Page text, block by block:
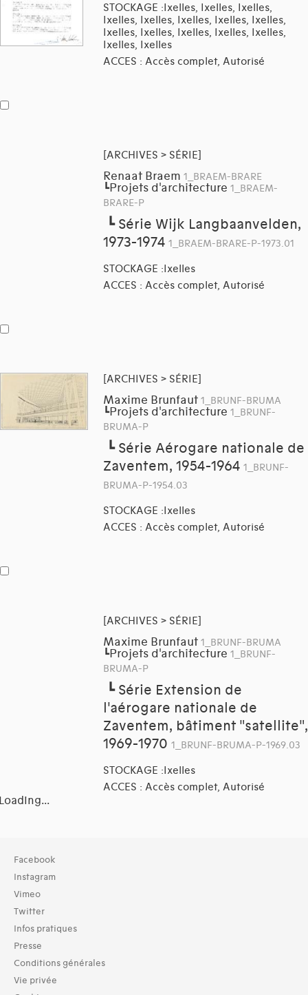
STOCKAGE :Ixelles, Ixelles, Ixelles,
Ixelles, Ixelles, Ixelles, Ixelles, Ixelles,
Ixelles, Ixelles, Ixelles, Ixelles, Ixelles,
Ixelles, Ixelles
ACCES : Accès complet, Autorisé
[ARCHIVES > SÉRIE]
Renaat Braem 1_BRAEM-BRARE
┗Projets d'architecture 1_BRAEM-
BRARE-P
┗ Série Wijk Langbaanvelden,
1973-1974 1_BRAEM-BRARE-P-1973.01
STOCKAGE :Ixelles
ACCES : Accès complet, Autorisé
[ARCHIVES > SÉRIE]
Maxime Brunfaut 1_BRUNF-BRUMA
┗Projets d'architecture 1_BRUNF-
BRUMA-P
┗ Série Aérogare nationale de
Zaventem, 1954-1964 1_BRUNF-
BRUMA-P-1954.03
STOCKAGE :Ixelles
ACCES : Accès complet, Autorisé
[ARCHIVES > SÉRIE]
Maxime Brunfaut 1_BRUNF-BRUMA
┗Projets d'architecture 1_BRUNF-
BRUMA-P
┗ Série Extension de
l'aérogare nationale de
Zaventem, bâtiment "satellite",
1969-1970 1_BRUNF-BRUMA-P-1969.03
STOCKAGE :Ixelles
ACCES : Accès complet, Autorisé
Collection
TOUT (28)
Domaines thématiques
01-architecture domestique (28)
02-architecture agricole (6)
03-architecture artisanale et industrielle (13)
04-architecture commerciale et de services (20)
05-architecture de l'administration et vie publique (18)
Facebook
Instagram
Vimeo
Twitter
Infos pratiques
Presse
Conditions générales
Vie privée